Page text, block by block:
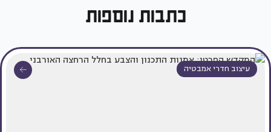
כתבות נוספות
עיצוב חדרי אמבטיה